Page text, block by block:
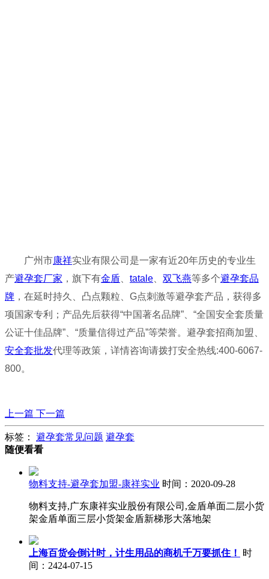
广州市康祥实业有限公司是一家有近20年历史的专业生
产避孕套厂家 ，旗下有金盾、 tatale、 双飞燕等多个避孕套品
牌 ，在延时持久、凸点颗粒、G点刺激等避孕套产品，获得多
项国家专利；产品先后获得“中国著名品牌”、“全国安全套质量
公证十佳品牌”、“质量信得过产品”等荣誉。避孕套招商加盟、
安全套批发代理等政策，详情咨询请拨打安全热线:400-6067-
800。
上一篇 下一篇
标签： 避孕套常见问题 避孕套
随便看看
物料支持-避孕套加盟-康祥实业 时间：2020-09-28
物料支持,广东康祥实业股份有限公司,金盾单面二层小货
架金盾单面三层小货架金盾新梯形大落地架
上海百货会倒计时，计生用品的商机千万要抓住！
时
间：2424-07-15